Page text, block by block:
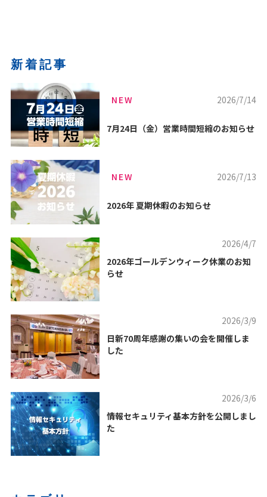
新着記事
NEW 2026/7/14
7月24日（金）営業時間短縮のお知らせ
NEW 2026/7/13
2026年 夏期休暇のお知らせ
2026/4/7
2026年ゴールデンウィーク休業のお知
らせ
2026/3/9
日新70周年感謝の集いの会を開催しま
した
2026/3/6
情報セキュリティ基本方針を公開しまし
た